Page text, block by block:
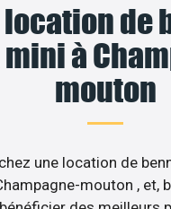
location de
à
mouton
une location de
mouton , et,